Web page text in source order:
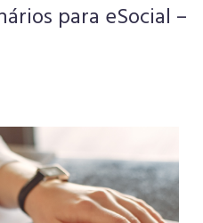
para eSocial –